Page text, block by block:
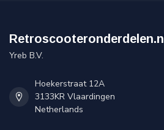
Retroscooteronderdelen.nl
Yreb B.V.
Hoekerstraat 12A
3133KR Vlaardingen
Netherlands